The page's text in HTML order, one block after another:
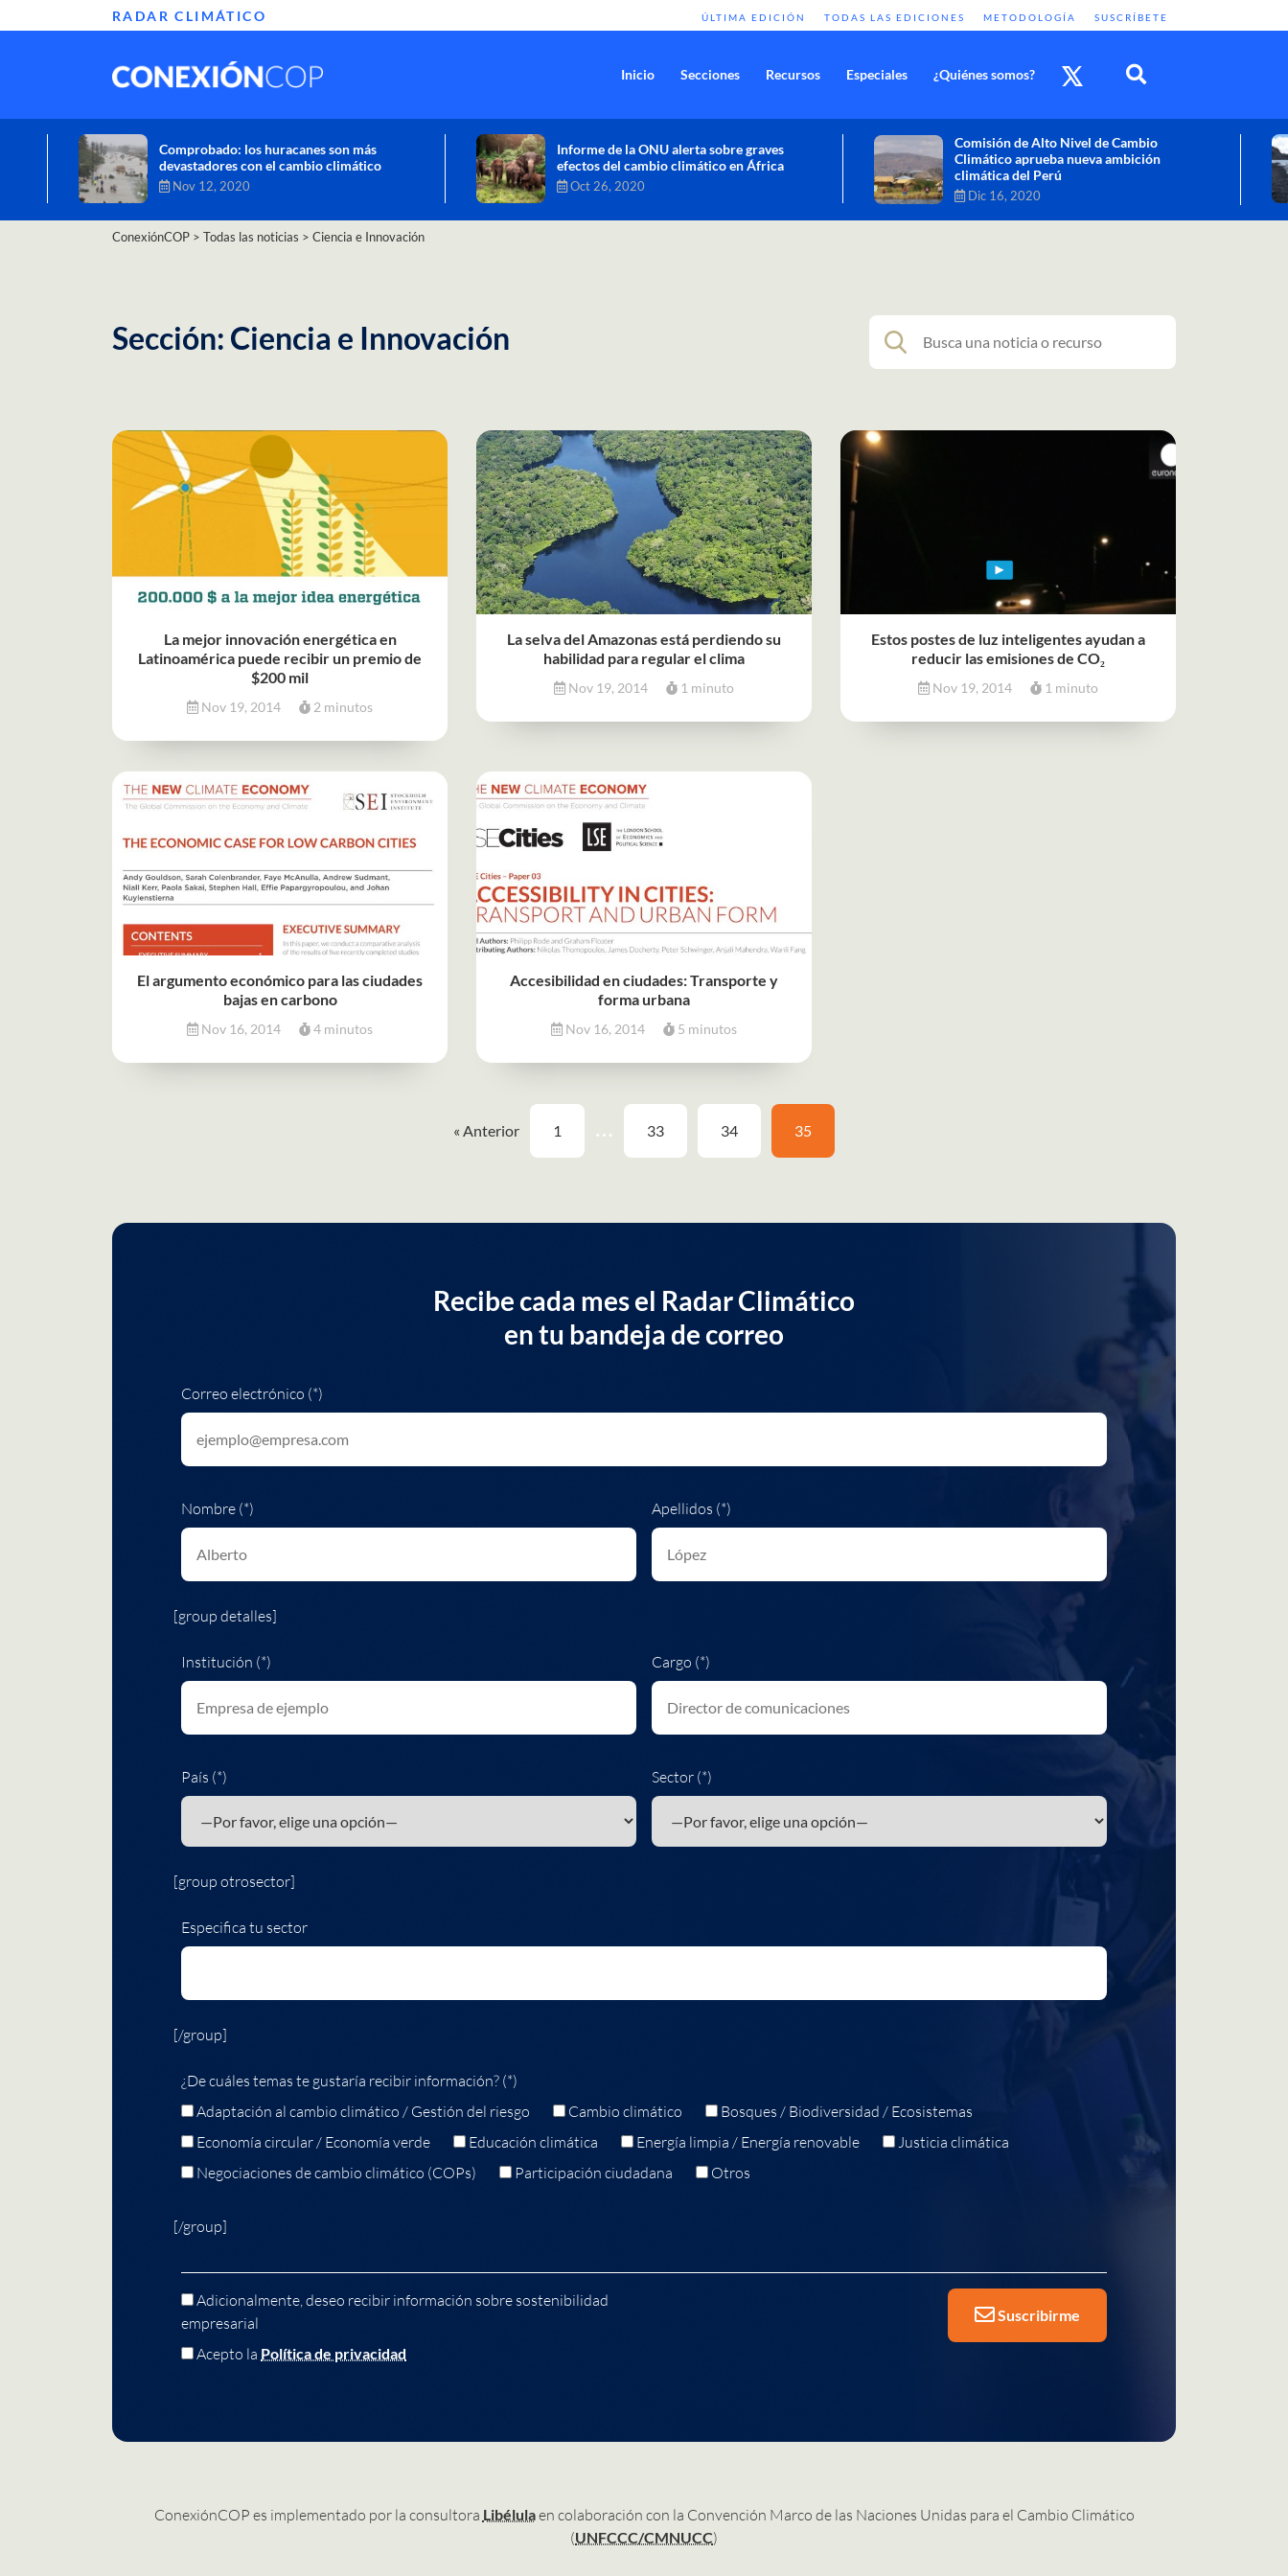
RADAR CLIMÁTICO ÚLTIMA EDICIÓN TODAS LAS EDICIONES METODOLOGÍA SUSCRÍBETE
Inicio Secciones Recursos Especiales ¿Quiénes somos?
Informe de la ONU alerta sobre graves
efectos del cambio climático en África
Oct 26, 2020
Comisión de Alto Nivel de Cambio
Climático aprueba nueva ambición
climática del Perú
Dic 16, 2020
Cambio climático: combatir sus efectos
como objetivo global y urgente
ConexiónCOP > Todas las noticias > Ciencia e Innovación
Sección: Ciencia e Innovación
La mejor innovación energética en
Latinoamérica puede recibir un premio de
$200 mil
Nov 19, 2014 2 minutos
La selva del Amazonas está perdiendo su
habilidad para regular el clima
Nov 19, 2014 1 minuto
Estos postes de luz inteligentes ayudan a
reducir las emisiones de CO₂
Nov 19, 2014 1 minuto
El argumento económico para las ciudades
bajas en carbono
Nov 16, 2014 4 minutos
Accesibilidad en ciudades: Transporte y
forma urbana
Nov 16, 2014 5 minutos
« Anterior 1 … 33 34 35
Recibe cada mes el Radar Climático
en tu bandeja de correo
Correo electrónico (*)
Nombre (*) Apellidos (*)
[group detalles]
Institución (*) Cargo (*)
País (*) Sector (*)
[group otrosector]
Especifica tu sector
[/group]
¿De cuáles temas te gustaría recibir información? (*)
Adaptación al cambio climático / Gestión del riesgo
Cambio climático
Bosques / Biodiversidad / Ecosistemas
Economía circular / Economía verde
Educación climática Energía limpia / Energía renovable
Justicia climática
Negociaciones de cambio climático (COPs)
Participación ciudadana Otros
[/group]
Adicionalmente, deseo recibir información sobre sostenibilidad
empresarial
Acepto la Política de privacidad
Suscribirme
ConexiónCOP es implementado por la consultora Libélulaen colaboración con la Convención Marco de las Naciones Unidas para el Cambio Climático
(UNFCCC/CMNUCC)